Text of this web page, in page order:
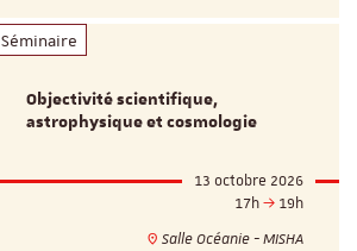
Séminaire
Objectivité scientifique,
astrophysique et cosmologie
13 octobre 2026
17h
19h
Salle Océanie - MISHA